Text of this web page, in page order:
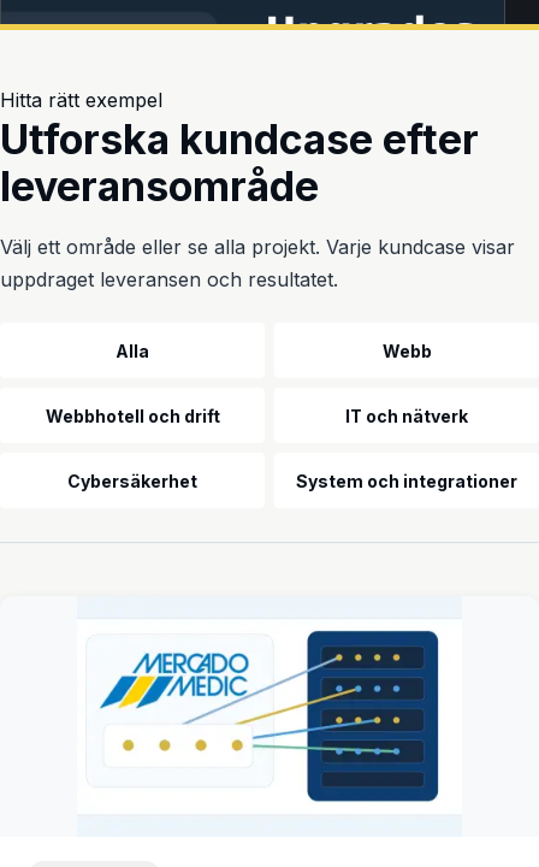
Hitta rätt exempel
Utforska kundcase efter
leveransområde
Välj ett område eller se alla projekt. Varje kundcase visar
uppdraget leveransen och resultatet.
Alla Webb
Webbhotell och drift IT och nätverk
Cybersäkerhet System och integrationer